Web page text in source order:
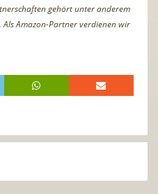
gehört unter anderem
Amazon-Partner verdienen wir